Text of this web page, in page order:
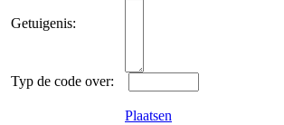
Getuigenis:
Typ de code over:
Plaatsen